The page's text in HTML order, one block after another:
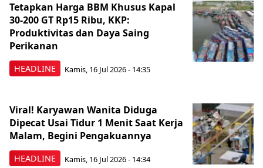
HEADLINE
Tetapkan Harga BBM Khusus Kapal
30-200 GT Rp15 Ribu, KKP:
Produktivitas dan Daya Saing
Perikanan
Kamis, 16 Jul 2026 - 14:35
HEADLINE
Viral! Karyawan Wanita Diduga
Dipecat Usai Tidur 1 Menit Saat Kerja
Malam, Begini Pengakuannya
Kamis, 16 Jul 2026 - 14:34